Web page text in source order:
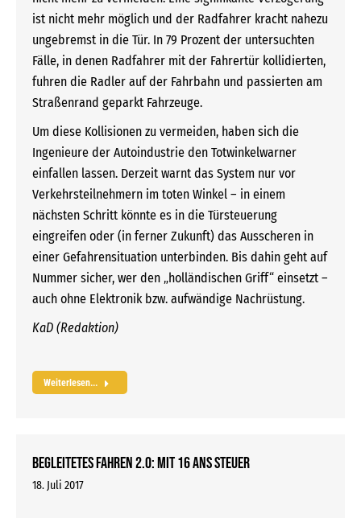
ist nicht mehr möglich und der Radfahrer kracht nahezu
ungebremst in die Tür. In 79 Prozent der untersuchten
Fälle, in denen Radfahrer mit der Fahrertür kollidierten,
fuhren die Radler auf der Fahrbahn und passierten am
Straßenrand geparkt Fahrzeuge.
Um diese Kollisionen zu vermeiden, haben sich die
Ingenieure der Autoindustrie den Totwinkelwarner
einfallen lassen. Derzeit warnt das System nur vor
Verkehrsteilnehmern im toten Winkel – in einem
nächsten Schritt könnte es in die Türsteuerung
eingreifen oder (in ferner Zukunft) das Ausscheren in
einer Gefahrensituation unterbinden. Bis dahin geht auf
Nummer sicher, wer den „holländischen Griff“ einsetzt –
auch ohne Elektronik bzw. aufwändige Nachrüstung.
KaD (Redaktion)
Weiterlesen...
Begleitetes Fahren 2.0: Mit 16 ans Steuer
18. Juli 2017